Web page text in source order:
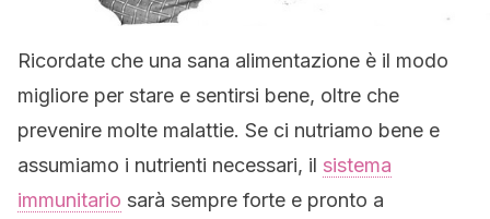
Ricordate che una sana alimentazione è il modo
migliore per stare e sentirsi bene, oltre che
prevenire molte malattie. Se ci nutriamo bene e
assumiamo i nutrienti necessari, il sistema
immunitario sarà sempre forte e pronto a